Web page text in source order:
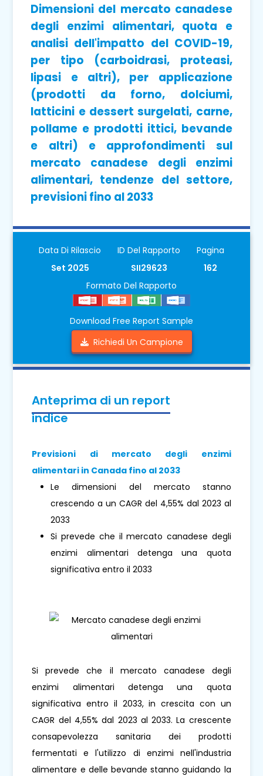
Dimensioni del mercato canadese
degli enzimi alimentari, quota e
analisi dell'impatto del COVID-19,
per tipo (carboidrasi, proteasi,
lipasi e altri), per applicazione
(prodotti da forno, dolciumi,
latticini e dessert surgelati, carne,
pollame e prodotti ittici, bevande
e altri) e approfondimenti sul
mercato canadese degli enzimi
alimentari, tendenze del settore,
previsioni fino al 2033
Data Di Rilascio
Set 2025
ID Del Rapporto
SII29623
Pagina
162
Formato Del Rapporto
Download Free Report Sample
Richiedi Un Campione
Anteprima di un report
indice
Previsioni di mercato degli enzimi
alimentari in Canada fino al 2033
Le dimensioni del mercato stanno
crescendo a un CAGR del 4,55% dal 2023 al
2033
Si prevede che il mercato canadese degli
enzimi alimentari detenga una quota
significativa entro il 2033
Si prevede che il mercato canadese degli
enzimi alimentari detenga una quota
significativa entro il 2033, in crescita con un
CAGR del 4,55% dal 2023 al 2033. La crescente
consapevolezza sanitaria dei prodotti
fermentati e l'utilizzo di enzimi nell'industria
alimentare e delle bevande stanno guidando la